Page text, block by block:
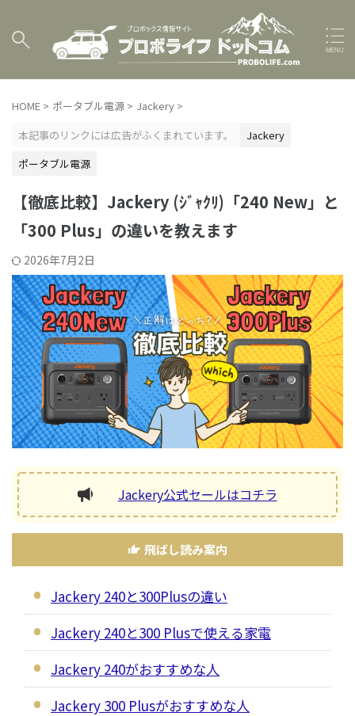
HOME > ポータブル電源 > Jackery >
本記事のリンクには広告がふくまれています。
Jackery
ポータブル電源
【徹底比較】Jackery (ｼﾞｬｸﾘ)「240 New」と
「300 Plus」の違いを教えます
2026年7月2日
Jackery公式セールはコチラ
飛ばし読み案内
Jackery 240と300Plusの違い
Jackery 240と300 Plusで使える家電
Jackery 240がおすすめな人
Jackery 300 Plusがおすすめな人